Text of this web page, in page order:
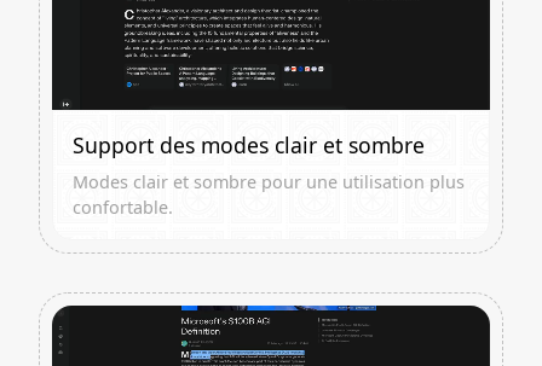
Support des modes clair et sombre
Modes clair et sombre pour une utilisation plus
confortable.